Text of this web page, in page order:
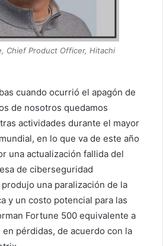
Chief Product Officer, Hitachi
cuando ocurrió el apagón de
de nosotros quedamos
actividades durante el mayor
en lo que va de este año
una actualización fallida del
de ciberseguridad
una paralización de la
y un costo potencial para las
Fortune 500 equivalente a
pérdidas, de acuerdo con la